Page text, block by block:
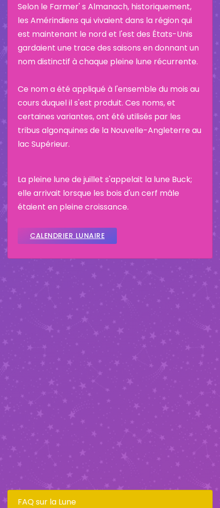
Selon le Farmer' s Almanach, historiquement,
les Amérindiens qui vivaient dans la région qui
est maintenant le nord et l'est des États-Unis
gardaient une trace des saisons en donnant un
nom distinctif à chaque pleine lune récurrente.
Ce nom a été appliqué à l'ensemble du mois au
cours duquel il s'est produit. Ces noms, et
certaines variantes, ont été utilisés par les
tribus algonquines de la Nouvelle-Angleterre au
lac Supérieur.
La pleine lune de juillet s'appelait la lune Buck;
elle arrivait lorsque les bois d'un cerf mâle
étaient en pleine croissance.
CALENDRIER LUNAIRE
FAQ sur la Lune